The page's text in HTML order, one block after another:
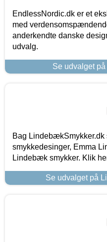
EndlessNordic.dk er et
med
anderkendte danske
udvalg.
Se udvalget
Bag LindebækSmykker.dk
smykkedesinger, Emma
Lindebæk smykker. Klik
Se udvalget på